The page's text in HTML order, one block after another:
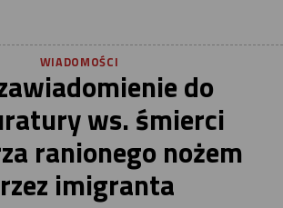
WIADOMOŚCI
do
ws. śmierci
ranionego nożem
imigranta